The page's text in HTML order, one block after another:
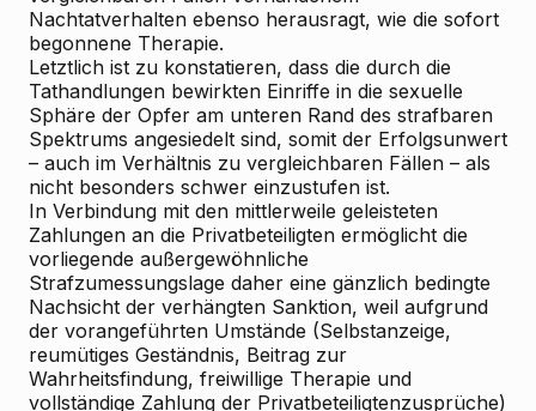
Nachtatverhalten ebenso herausragt, wie die sofort
begonnene Therapie.
Letztlich ist zu konstatieren, dass die durch die
Tathandlungen bewirkten Einriffe in die sexuelle
Sphäre der Opfer am unteren Rand des strafbaren
Spektrums angesiedelt sind, somit der Erfolgsunwert
– auch im Verhältnis zu vergleichbaren Fällen – als
nicht besonders schwer einzustufen ist.
In Verbindung mit den mittlerweile geleisteten
Zahlungen an die Privatbeteiligten ermöglicht die
vorliegende außergewöhnliche
Strafzumessungslage daher eine gänzlich bedingte
Nachsicht der verhängten Sanktion, weil aufgrund
der vorangeführten Umstände (Selbstanzeige,
reumütiges Geständnis, Beitrag zur
Wahrheitsfindung, freiwillige Therapie und
vollständige Zahlung der Privatbeteiligtenzusprüche)